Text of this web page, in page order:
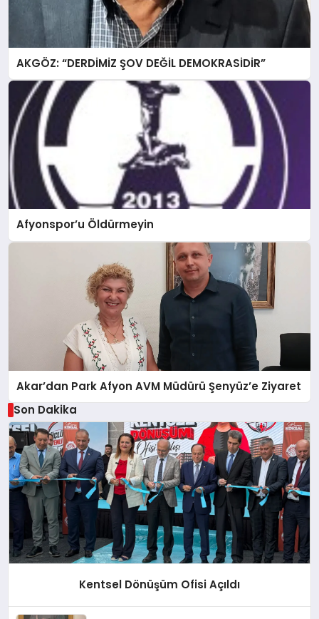
AKGÖZ: “DERDİMİZ ŞOV DEĞİL DEMOKRASİDİR”
Afyonspor’u Öldürmeyin
Akar’dan Park Afyon AVM Müdürü Şenyüz’e Ziyaret
Son Dakika
Kentsel Dönüşüm Ofisi Açıldı